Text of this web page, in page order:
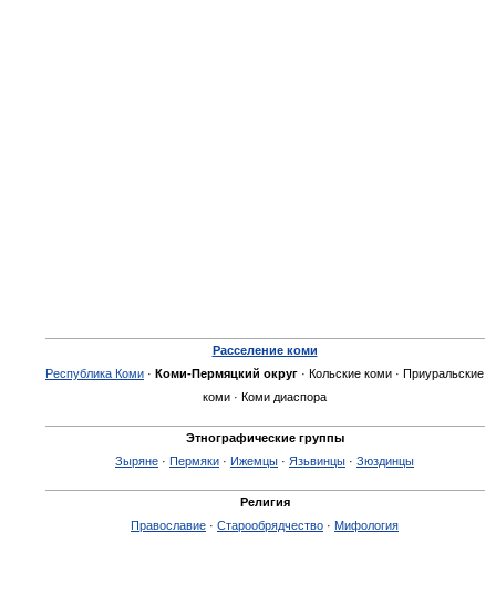
Расселение коми
Республика Коми · Коми-Пермяцкий округ · Кольские коми · Приуральские
коми · Коми диаспора
Этнографические группы
Зыряне · Пермяки · Ижемцы · Язьвинцы · Зюздинцы
Религия
Православие · Старообрядчество · Мифология